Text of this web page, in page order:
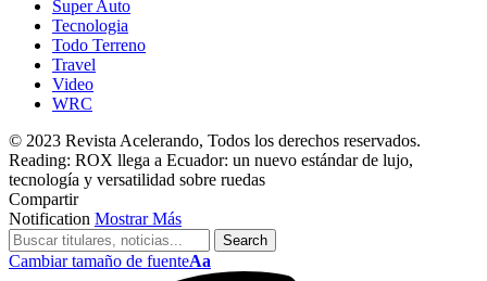
Super Auto
Tecnologia
Todo Terreno
Travel
Video
WRC
© 2023 Revista Acelerando, Todos los derechos reservados.
Reading: ROX llega a Ecuador: un nuevo estándar de lujo,
tecnología y versatilidad sobre ruedas
Compartir
Notification Mostrar Más
Cambiar tamaño de fuenteAa